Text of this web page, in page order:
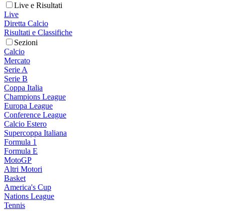
Live e Risultati
Live
Diretta Calcio
Risultati e Classifiche
Sezioni
Calcio
Mercato
Serie A
Serie B
Coppa Italia
Champions League
Europa League
Conference League
Calcio Estero
Supercoppa Italiana
Formula 1
Formula E
MotoGP
Altri Motori
Basket
America's Cup
Nations League
Tennis